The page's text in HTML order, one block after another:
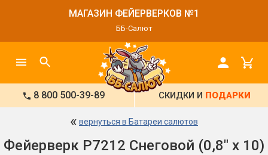
МАГАЗИН ФЕЙЕРВЕРКОВ №1
ББ-Салют
8 800 500-39-89 СКИДКИ И ПОДАРКИ
« вернуться в Батареи салютов
Фейерверк Р7212 Снеговой (0,8" х 10)